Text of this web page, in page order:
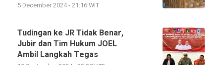
5 December 2024 - 21:16 WIT
Tudingan ke JR Tidak Benar,
Jubir dan Tim Hukum JOEL
Ambil Langkah Tegas